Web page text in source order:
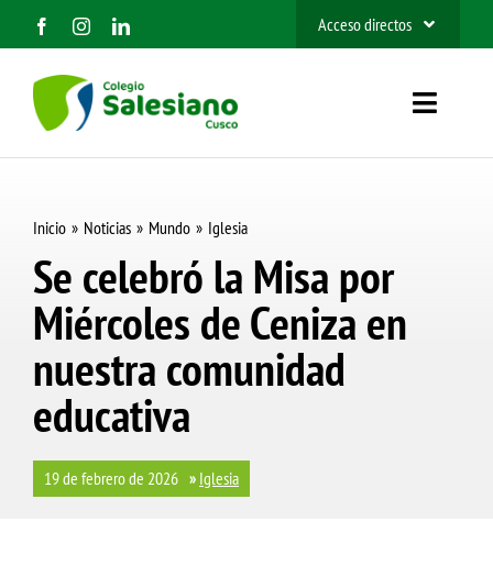
Saltar
contenido
Acceso directos
SIEWEB
Contacto
Toggle
Organización
Información
Admisión 2027
BUSCAR:
Inicio Noticias Mundo Iglesia
Se celebró la Misa por
Miércoles de Ceniza en
nuestra comunidad
educativa
19 de febrero de 2026 » Iglesia